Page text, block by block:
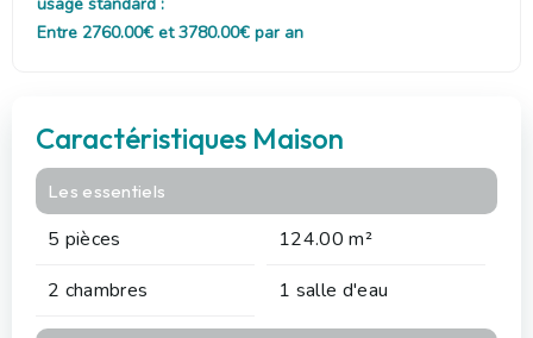
Entre 2760.00€ et 3780.00€ par an
Caractéristiques Maison
Les essentiels
5 pièces
124.00 m²
2 chambres
1 salle d'eau